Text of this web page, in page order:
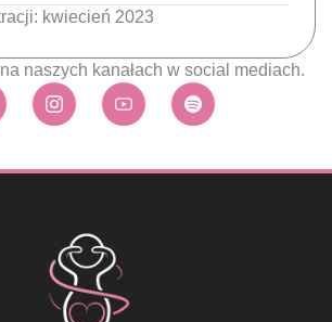
kwiecień 2023
naszych kanałach w social mediach.